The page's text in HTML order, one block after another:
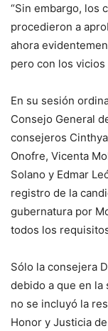
“Sin embargo, los
procedieron a
ahora
pero con los vicios
En su sesión
Consejo General
consejeros
Onofre, Vicenta
Solano y Edmar
registro de la
gubernatura por
todos los
Sólo la consejera
debido a que en
no se incluyó la
Honor y Justicia